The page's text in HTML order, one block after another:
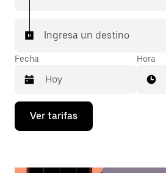
Ingresa un destino
Fecha
Presiona
flecha
Hora
Ver tarifas